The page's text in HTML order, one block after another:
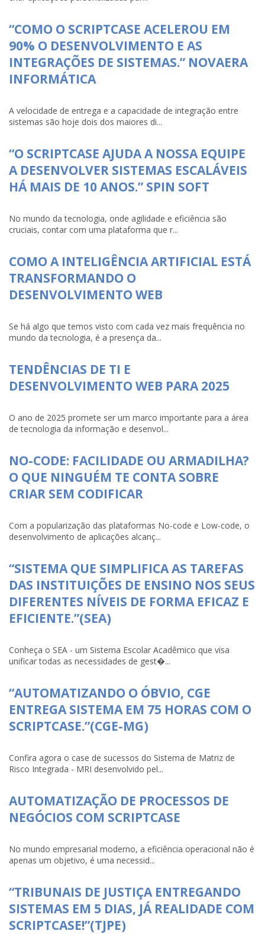
“COMO O SCRIPTCASE ACELEROU EM
90% O DESENVOLVIMENTO E AS
INTEGRAÇÕES DE SISTEMAS.” NOVAERA
INFORMÁTICA
A velocidade de entrega e a capacidade de integração entre
sistemas são hoje dois dos maiores di...
“O SCRIPTCASE AJUDA A NOSSA EQUIPE
A DESENVOLVER SISTEMAS ESCALÁVEIS
HÁ MAIS DE 10 ANOS.” SPIN SOFT
No mundo da tecnologia, onde agilidade e eficiência são
cruciais, contar com uma plataforma que r...
COMO A INTELIGÊNCIA ARTIFICIAL ESTÁ
TRANSFORMANDO O
DESENVOLVIMENTO WEB
Se há algo que temos visto com cada vez mais frequência no
mundo da tecnologia, é a presença da...
TENDÊNCIAS DE TI E
DESENVOLVIMENTO WEB PARA 2025
O ano de 2025 promete ser um marco importante para a área
de tecnologia da informação e desenvol...
NO-CODE: FACILIDADE OU ARMADILHA?
O QUE NINGUÉM TE CONTA SOBRE
CRIAR SEM CODIFICAR
Com a popularização das plataformas No-code e Low-code, o
desenvolvimento de aplicações alcanç...
“SISTEMA QUE SIMPLIFICA AS TAREFAS
DAS INSTITUIÇÕES DE ENSINO NOS SEUS
DIFERENTES NÍVEIS DE FORMA EFICAZ E
EFICIENTE.”(SEA)
Conheça o SEA - um Sistema Escolar Acadêmico que visa
unificar todas as necessidades de gest�...
“AUTOMATIZANDO O ÓBVIO, CGE
ENTREGA SISTEMA EM 75 HORAS COM O
SCRIPTCASE.”(CGE-MG)
Confira agora o case de sucessos do Sistema de Matriz de
Risco Integrada - MRI desenvolvido pel...
AUTOMATIZAÇÃO DE PROCESSOS DE
NEGÓCIOS COM SCRIPTCASE
No mundo empresarial moderno, a eficiência operacional não é
apenas um objetivo, é uma necessid...
“TRIBUNAIS DE JUSTIÇA ENTREGANDO
SISTEMAS EM 5 DIAS, JÁ REALIDADE COM
SCRIPTCASE!”(TJPE)